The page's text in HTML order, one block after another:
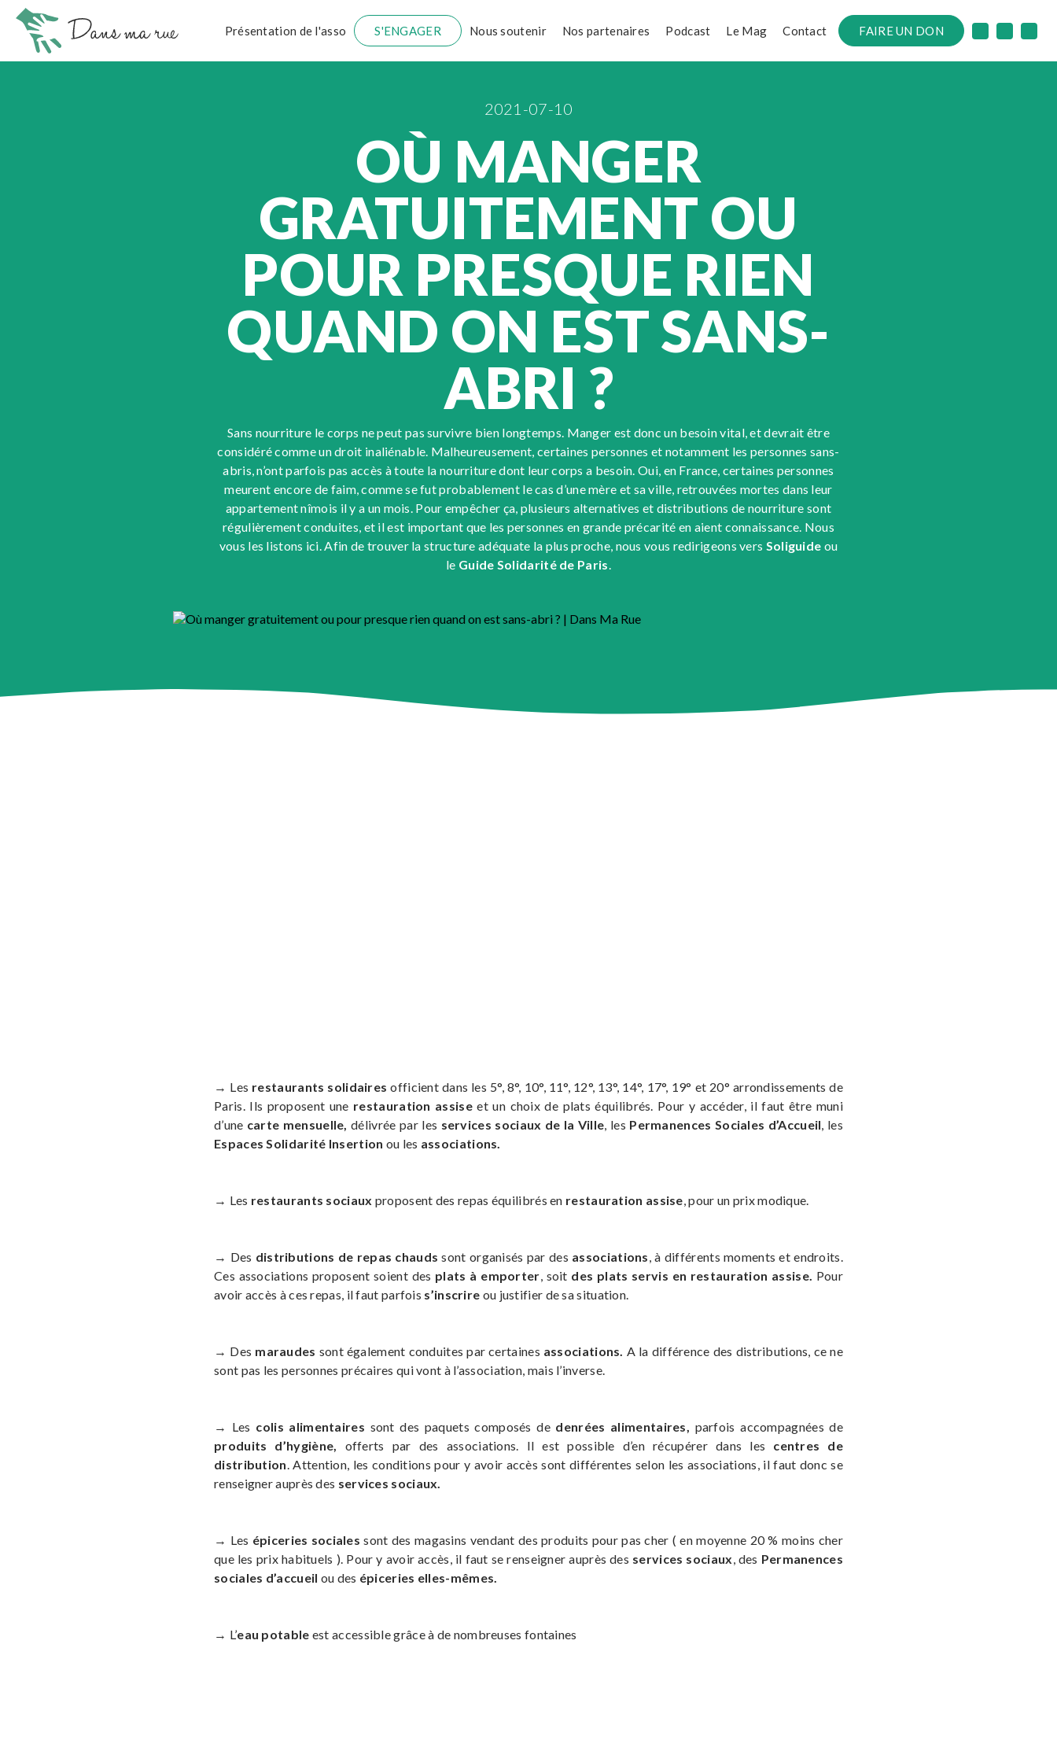
Présentation de l'asso S'ENGAGER Nous soutenir Nos partenaires Podcast Le Mag Contact FAIRE UN DON
2021-07-10
OÙ MANGER
GRATUITEMENT OU
POUR PRESQUE RIEN
QUAND ON EST SANS-
ABRI ?
Sans nourriture le corps ne peut pas survivre bien longtemps. Manger est donc un besoin vital, et devrait être
considéré comme un droit inaliénable. Malheureusement, certaines personnes et notamment les personnes sans-
abris, n’ont parfois pas accès à toute la nourriture dont leur corps a besoin. Oui, en France, certaines personnes
meurent encore de faim, comme se fut probablement le cas d’une mère et sa ville, retrouvées mortes dans leur
appartement nîmois il y a un mois. Pour empêcher ça, plusieurs alternatives et distributions de nourriture sont
régulièrement conduites, et il est important que les personnes en grande précarité en aient connaissance. Nous
vous les listons ici. Afin de trouver la structure adéquate la plus proche, nous vous redirigeons vers Soliguide ou
le Guide Solidarité de Paris.
→ Les restaurants solidairesofficient dans les 5°, 8°, 10°, 11°, 12°, 13°, 14°, 17°, 19° et 20° arrondissements de
Paris. Ils proposent une restauration assiseet un choix de plats équilibrés. Pour y accéder, il faut être muni
d’une carte mensuelle,délivrée par les services sociaux de la Ville, les Permanences Sociales d’Accueil, les
Espaces Solidarité Insertion ou les associations.
→ Les restaurants sociaux proposent des repas équilibrés en restauration assise, pour un prix modique.
→ Des distributions de repas chaudssont organisés par des associations, à différents moments et endroits.
Ces associations proposent soient des plats à emporter, soit des plats servis en restauration assise. Pour
avoir accès à ces repas, il faut parfois s’inscrire ou justifier de sa situation.
→ Des maraudes sont également conduites par certaines associations. A la différence des distributions, ce ne
sont pas les personnes précaires qui vont à l’association, mais l’inverse.
→ Les colis alimentaires sont des paquets composés de denrées alimentaires, parfois accompagnées de
produits d’hygiène, offerts par des associations. Il est possible d’en récupérer dans les centres de
distribution. Attention, les conditions pour y avoir accès sont différentes selon les associations, il faut donc se
renseigner auprès des services sociaux.
→ Les épiceries socialessont des magasins vendant des produits pour pas cher ( en moyenne 20 % moins cher
que les prix habituels ). Pour y avoir accès, il faut se renseigner auprès des services sociaux, des Permanences
sociales d’accueil ou des épiceries elles-mêmes.
→ L’eau potable est accessible grâce à de nombreuses fontaines